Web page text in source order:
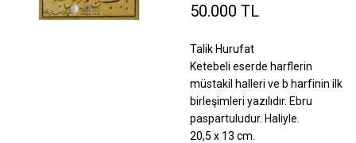
50.000 TL
Talik Hurufat
Ketebeli eserde harflerin
müstakil halleri ve b harfinin ilk
birleşimleri yazılıdır. Ebru
paspartuludur. Haliyle.
20,5 x 13 cm.